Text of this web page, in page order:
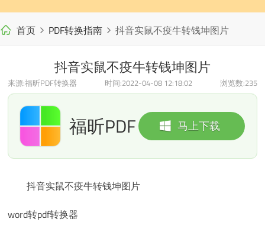
首页 PDF转换指南 抖音实鼠不疫牛转钱坤图片
抖音实鼠不疫牛转钱坤图片
来源:福昕PDF转换器 时间:2022-04-08 12:18:02 浏览数:235
马上下载
福昕PDF
转换器
抖音实鼠不疫牛转钱坤图片
word转pdf转换器